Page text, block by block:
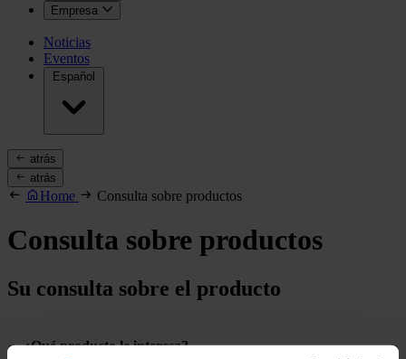
Empresa
Noticias
Eventos
Español
atrás
atrás
Home Consulta sobre productos
Consulta sobre productos
Su consulta sobre el producto
¿Qué producto le interesa?